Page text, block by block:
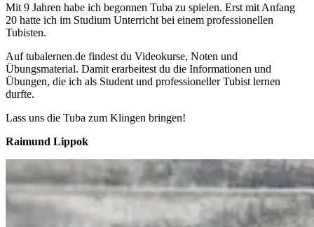
Mit 9 Jahren habe ich begonnen Tuba zu spielen. Erst mit Anfang
20 hatte ich im Studium Unterricht bei einem professionellen
Tubisten.
Auf tubalernen.de findest du Videokurse, Noten und
Übungsmaterial. Damit erarbeitest du die Informationen und
Übungen, die ich als Student und professioneller Tubist lernen
durfte.
Lass uns die Tuba zum Klingen bringen!
Raimund Lippok